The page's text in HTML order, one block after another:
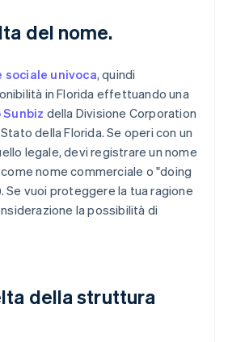
del nome.
sociale univoca, quindi
in Florida effettuando una
della Divisione Corporation
della Florida. Se operi con un
legale, devi registrare un nome
nome commerciale o "doing
Se vuoi proteggere la tua ragione
la possibilità di
della struttura